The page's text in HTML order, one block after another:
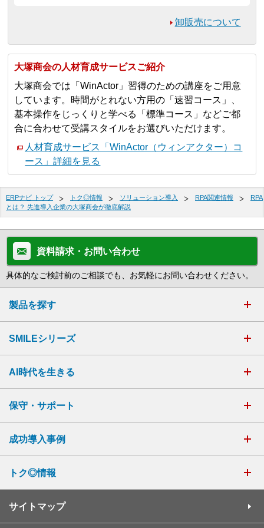
卸販売について
大塚商会の人材育成サービスご紹介
大塚商会では「WinActor」習得のための講座をご用意
しています。時間がとれない方用の「速習コース」、
基本操作をじっくりと学べる「標準コース」などご都
合に合わせて受講スタイルをお選びいただけます。
人材育成サービス「WinActor（ウィンアクター）コ
ース」詳細を見る
ERPナビ トップ トク◎情報 ソリューション導入 RPA関連情報
RPA
とは？ 先進導入企業の大塚商会が徹底解説
資料請求・お問い合わせ
具体的なご検討前のご相談でも、お気軽にお問い合わせください。
製品を探す
SMILEシリーズ
AI時代を生きる
保守・サポート
成功導入事例
トク◎情報
サイトマップ